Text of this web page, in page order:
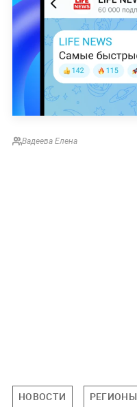
Вадеева Елена
НОВОСТИ РЕГИОНЫ